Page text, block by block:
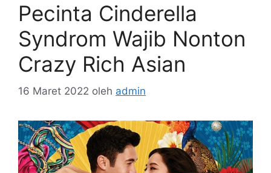
Pecinta Cinderella
Syndrom Wajib Nonton
Crazy Rich Asian
16 Maret 2022 oleh admin